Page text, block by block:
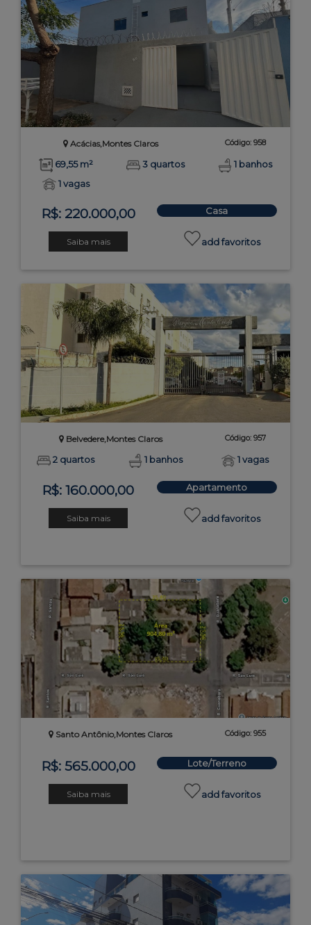
Acácias,Montes Claros Código: 958
69,55 m² 3 quartos
1 banhos
1 vagas
R$: 220.000,00 Casa
Saiba mais add favoritos
Belvedere,Montes Claros Código: 957
2 quartos 1 banhos 1 vagas
R$: 160.000,00 Apartamento
Saiba mais add favoritos
Santo Antônio,Montes Claros Código: 955
R$: 565.000,00 Lote/Terreno
Saiba mais add favoritos